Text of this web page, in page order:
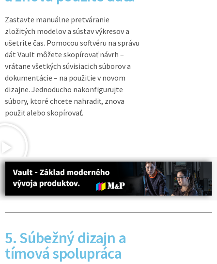
Zastavte manuálne pretváranie
zložitých modelov a sústav výkresov a
ušetrite čas. Pomocou softvéru na správu
dát Vault môžete skopírovať návrh –
vrátane všetkých súvisiacich súborov a
dokumentácie – na použitie v novom
dizajne. Jednoducho nakonfigurujte
súbory, ktoré chcete nahradiť, znova
použiť alebo skopírovať.
5. Súbežný dizajn a
tímová spolupráca